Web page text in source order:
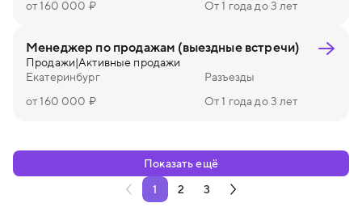
от 160 000 ₽
От 1 года до 3 лет
Менеджер по продажам (выездные встречи)
Продажи|Активные продажи
Екатеринбург
Разъезды
от 160 000 ₽
От 1 года до 3 лет
Показать ещё
1
2 3